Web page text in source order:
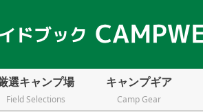
選キャンプ場
Field Selections
キャンプギア
Camp Gear